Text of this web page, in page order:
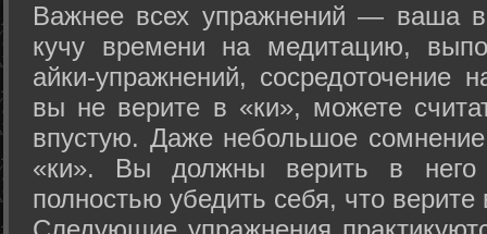
Важнее всех упражнений — ваша
кучу времени на медитацию,
айки-упражнений, сосредоточение
вы не верите в «ки», можете
впустую. Даже небольшое сомнение
«ки». Вы должны верить в
полностью убедить себя, что верите